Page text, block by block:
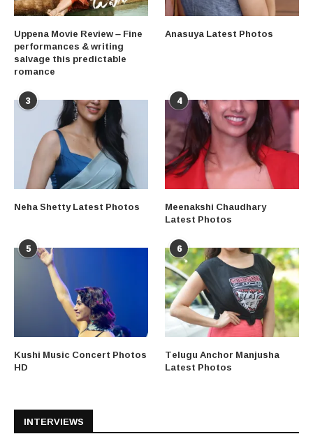
Uppena Movie Review – Fine
performances & writing
salvage this predictable
romance
Anasuya Latest Photos
3
Neha Shetty Latest Photos
4
Meenakshi Chaudhary
Latest Photos
5
Kushi Music Concert Photos
HD
6
Telugu Anchor Manjusha
Latest Photos
INTERVIEWS